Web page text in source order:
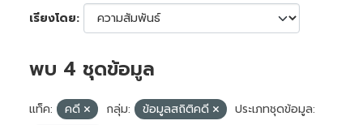
เรียงโดย
พบ 4 ชุดข้อมูล
แท็ค: คดี กลุ่ม: ข้อมูลสถิติคดี
ประเภทชุดข้อมูล: